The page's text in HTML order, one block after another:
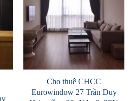
Cho thuê CHCC
Eurowindow 27 Trần Duy